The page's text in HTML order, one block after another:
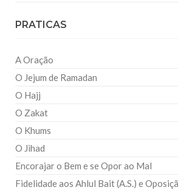
PRATICAS
A Oração
O Jejum de Ramadan
O Hajj
O Zakat
O Khums
O Jihad
Encorajar o Bem e se Opor ao Mal
Fidelidade aos Ahlul Bait (A.S.) e